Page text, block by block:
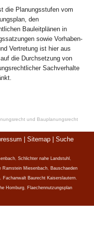
die Planungsstufen vom
den
Bauleitplänen in
sowie Vorhaben-
Vertretung ist hier aus
die Durchsetzung von
Sachverhalte
und Bauplanungsrecht
Sitemap Suche
, Schlichter nahe Landstuhl ,
Ramstein Miesenbach, Bauschaeden
, Fachanwalt Baurecht Kaiserslautern,
Homburg, Flaechennutzungsplan